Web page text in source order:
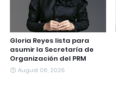
Gloria Reyes lista para
asumir la Secretaría de
Organización del PRM
August 06, 2026